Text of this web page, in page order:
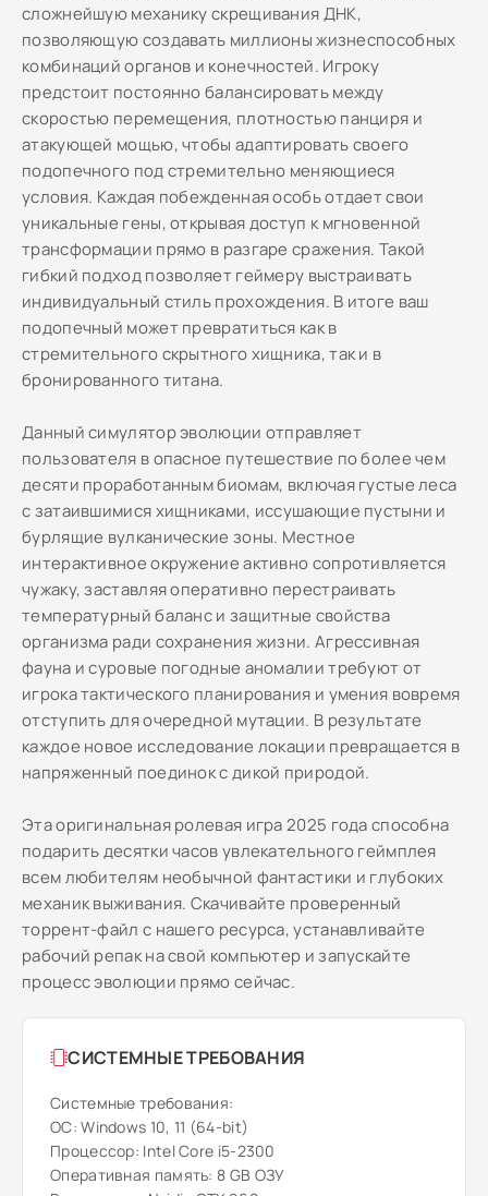
сложнейшую механику скрещивания ДНК,
позволяющую создавать миллионы жизнеспособных
комбинаций органов и конечностей. Игроку
предстоит постоянно балансировать между
скоростью перемещения, плотностью панциря и
атакующей мощью, чтобы адаптировать своего
подопечного под стремительно меняющиеся
условия. Каждая побежденная особь отдает свои
уникальные гены, открывая доступ к мгновенной
трансформации прямо в разгаре сражения. Такой
гибкий подход позволяет геймеру выстраивать
индивидуальный стиль прохождения. В итоге ваш
подопечный может превратиться как в
стремительного скрытного хищника, так и в
бронированного титана.
Данный симулятор эволюции отправляет
пользователя в опасное путешествие по более чем
десяти проработанным биомам, включая густые леса
с затаившимися хищниками, иссушающие пустыни и
бурлящие вулканические зоны. Местное
интерактивное окружение активно сопротивляется
чужаку, заставляя оперативно перестраивать
температурный баланс и защитные свойства
организма ради сохранения жизни. Агрессивная
фауна и суровые погодные аномалии требуют от
игрока тактического планирования и умения вовремя
отступить для очередной мутации. В результате
каждое новое исследование локации превращается в
напряженный поединок с дикой природой.
Эта оригинальная ролевая игра 2025 года способна
подарить десятки часов увлекательного геймплея
всем любителям необычной фантастики и глубоких
механик выживания. Скачивайте проверенный
торрент-файл с нашего ресурса, устанавливайте
рабочий репак на свой компьютер и запускайте
процесс эволюции прямо сейчас.
СИСТЕМНЫЕ ТРЕБОВАНИЯ
Системные требования:
ОС: Windows 10, 11 (64-bit)
Процессор: Intel Core i5-2300
Оперативная память: 8 GB ОЗУ